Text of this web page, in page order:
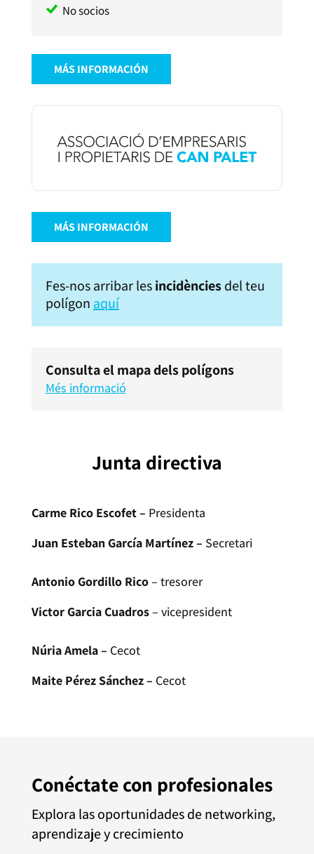
No socios
MÁS INFORMACIÓN
MÁS INFORMACIÓN
Fes-nos arribar lesincidènciesdel teu
polígon aquí
Consulta el mapa dels polígons
Més informació
Junta directiva
Carme Rico Escofet – Presidenta
Juan Esteban García Martínez – Secretari
Antonio Gordillo Rico– tresorer
Victor Garcia Cuadros– vicepresident
Núria Amela – Cecot
Maite Pérez Sánchez – Cecot
Conéctate con profesionales
Explora las oportunidades de networking,
aprendizaje y crecimiento